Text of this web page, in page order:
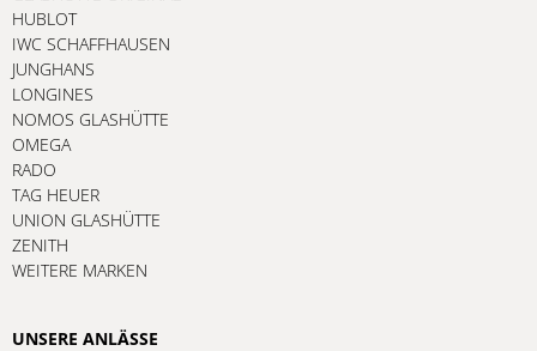
HUBLOT
IWC SCHAFFHAUSEN
JUNGHANS
LONGINES
NOMOS GLASHÜTTE
OMEGA
RADO
TAG HEUER
UNION GLASHÜTTE
ZENITH
WEITERE MARKEN
UNSERE ANLÄSSE